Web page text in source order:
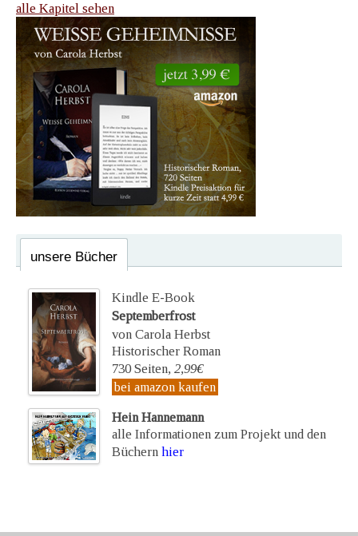
alle Kapitel sehen
unsere Bücher
Kindle E-Book
Septemberfrost
von Carola Herbst
Historischer Roman
730 Seiten, 2,99€
bei amazon kaufen
Hein Hannemann
alle Informationen zum Projekt und den
Büchern hier